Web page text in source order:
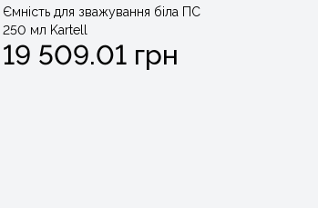
Ємність для зважування біла ПС
250 мл Kartell
19 509.01 грн